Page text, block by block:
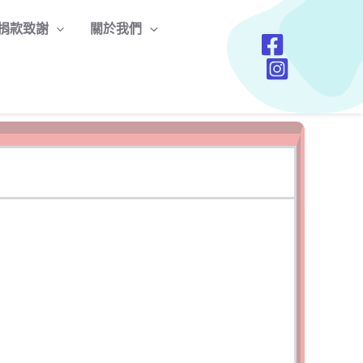
款致謝 關於我們